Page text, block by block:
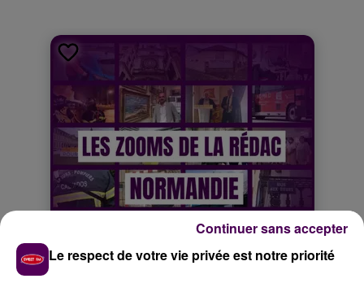
Le respect de votre vie privée est notre priorité
Continuer sans accepter